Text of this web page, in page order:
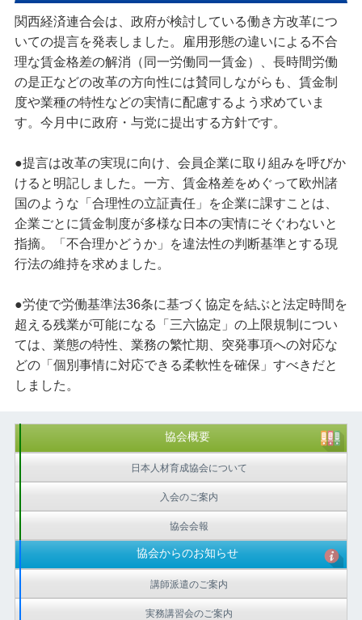
関西経済連合会は、政府が検討している働き方改革につ
いての提言を発表しました。雇用形態の違いによる不合
理な賃金格差の解消（同一労働同一賃金）、長時間労働
の是正などの改革の方向性には賛同しながらも、賃金制
度や業種の特性などの実情に配慮するよう求めていま
す。今月中に政府・与党に提出する方針です。
●提言は改革の実現に向け、会員企業に取り組みを呼びか
けると明記しました。一方、賃金格差をめぐって欧州諸
国のような「合理性の立証責任」を企業に課すことは、
企業ごとに賃金制度が多様な日本の実情にそぐわないと
指摘。「不合理かどうか」を違法性の判断基準とする現
行法の維持を求めました。
●労使で労働基準法36条に基づく協定を結ぶと法定時間を
超える残業が可能になる「三六協定」の上限規制につい
ては、業態の特性、業務の繁忙期、突発事項への対応な
どの「個別事情に対応できる柔軟性を確保」すべきだと
しました。
協会概要
日本人材育成協会について
入会のご案内
協会会報
協会からのお知らせ
講師派遣のご案内
実務講習会のご案内